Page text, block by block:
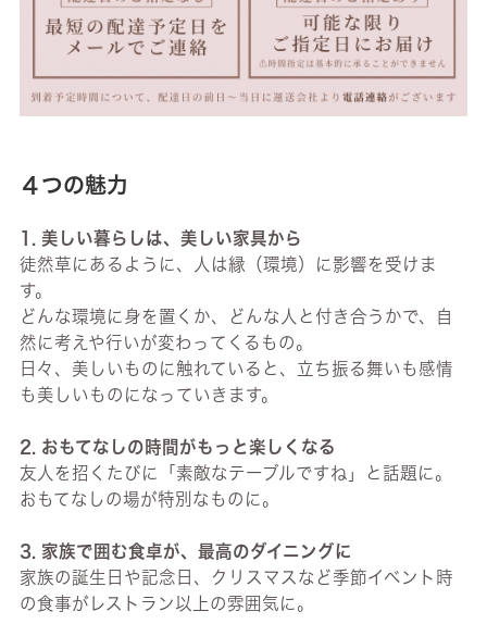
４つの魅力
1. 美しい暮らしは、美しい家具から
徒然草にあるように、人は縁（環境）に影響を受けま
す。
どんな環境に身を置くか、どんな人と付き合うかで、自
然に考えや行いが変わってくるもの。
日々、美しいものに触れていると、立ち振る舞いも感情
も美しいものになっていきます。
2. おもてなしの時間がもっと楽しくなる
友人を招くたびに「素敵なテーブルですね」と話題に。
おもてなしの場が特別なものに。
3. 家族で囲む食卓が、最高のダイニングに
家族の誕生日や記念日、クリスマスなど季節イベント時
の食事がレストラン以上の雰囲気に。